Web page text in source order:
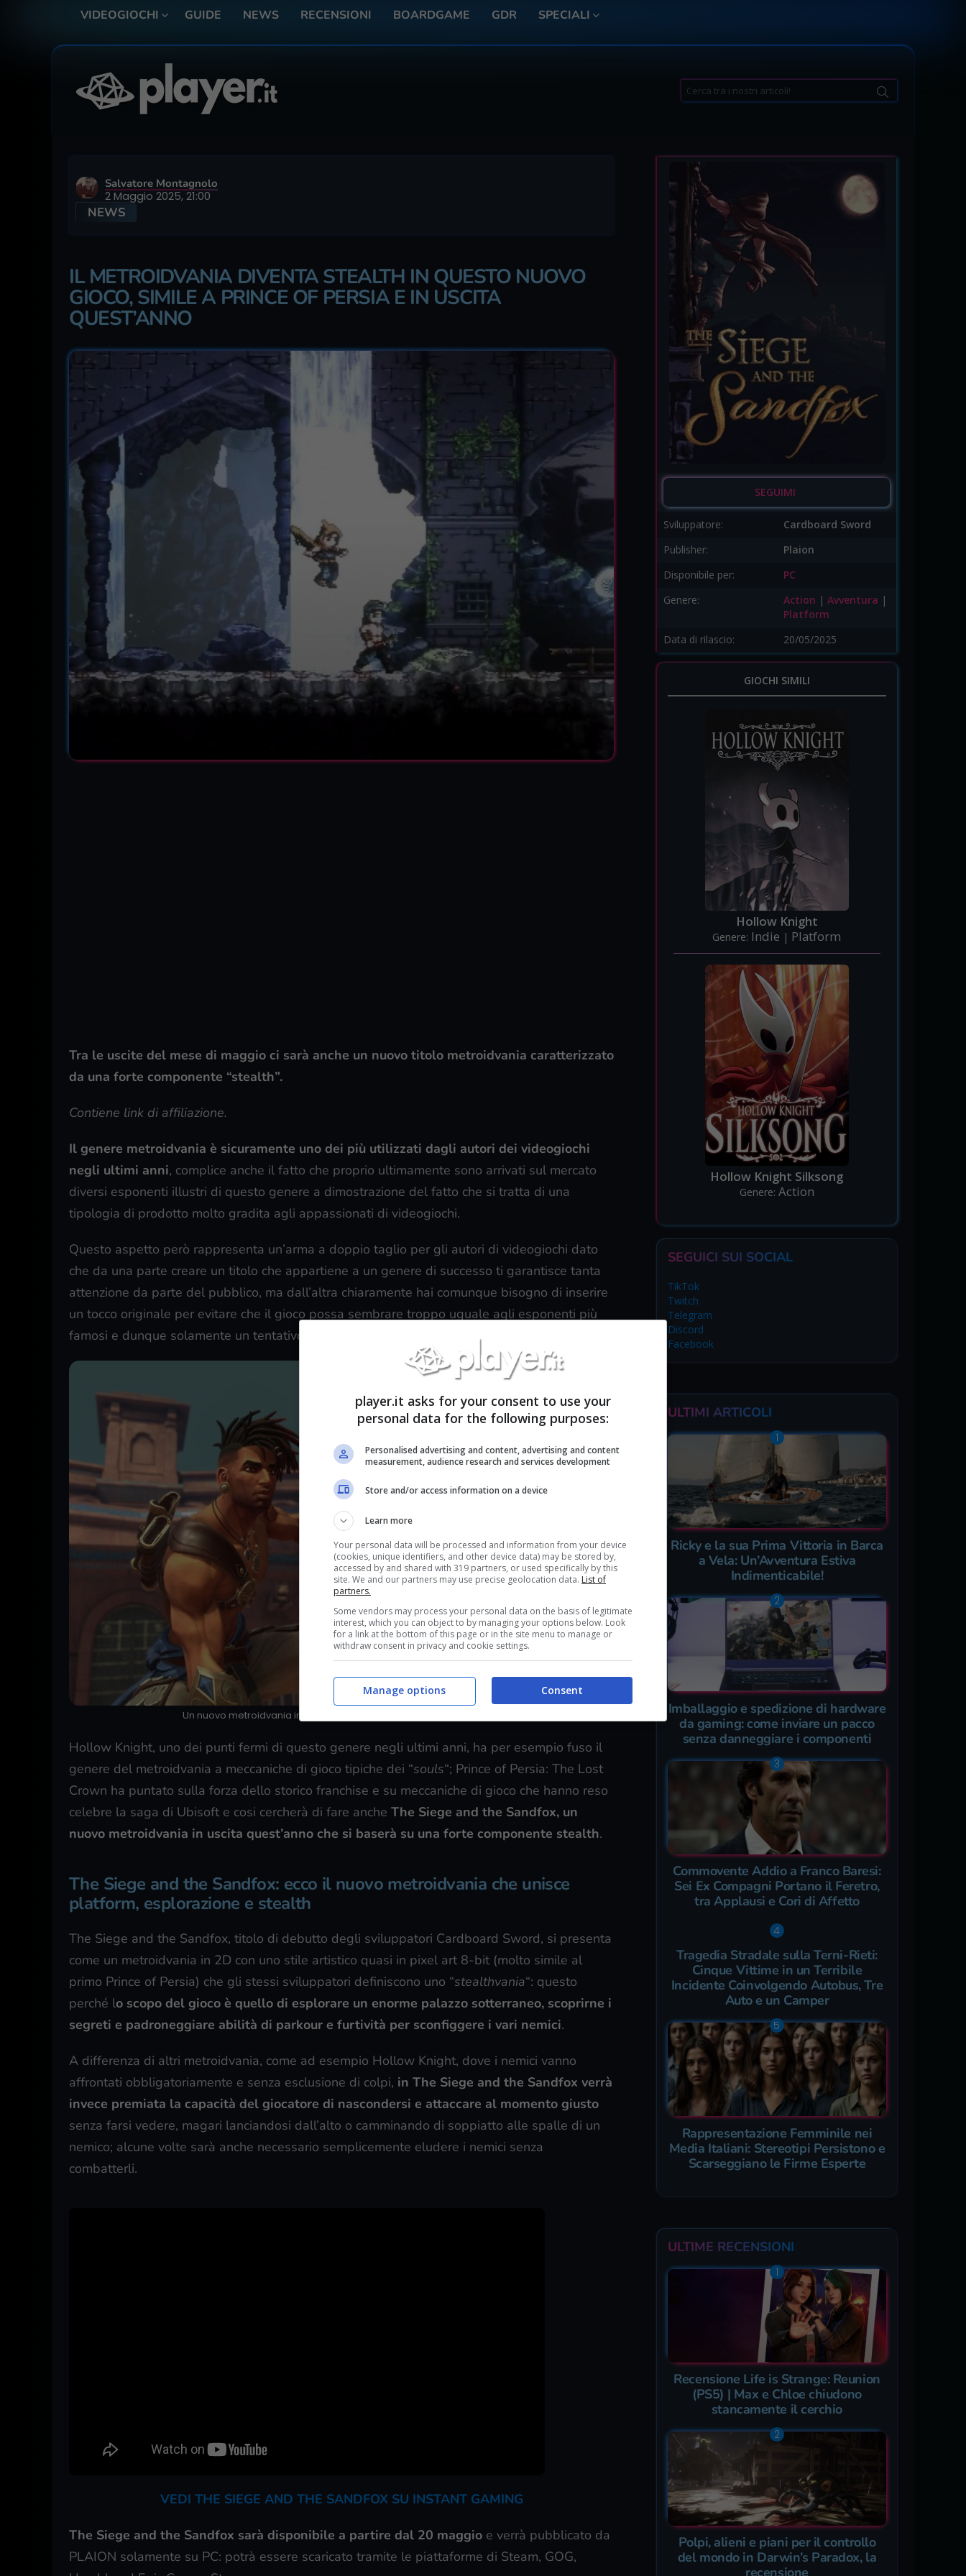
VIDEOGIOCHI GUIDE NEWS RECENSIONI BOARDGAME GDR SPECIALI
Search
for:
Salvatore Montagnolo
2 Maggio 2025, 21:00
NEWS
IL METROIDVANIA DIVENTA STEALTH IN QUESTO NUOVO
GIOCO, SIMILE A PRINCE OF PERSIA E IN USCITA
QUEST’ANNO
Tra le uscite del mese di maggio ci sarà anche un nuovo titolo metroidvania caratterizzato
da una forte componente “stealth”.
Contiene link di affiliazione.
Il genere metroidvania è sicuramente uno dei più utilizzati dagli autori dei videogiochi
negli ultimi anni, complice anche il fatto che proprio ultimamente sono arrivati sul mercato
diversi esponenti illustri di questo genere a dimostrazione del fatto che si tratta di una
tipologia di prodotto molto gradita agli appassionati di videogiochi.
Questo aspetto però rappresenta un’arma a doppio taglio per gli autori di videogiochi dato
che da una parte creare un titolo che appartiene a un genere di successo ti garantisce tanta
attenzione da parte del pubblico, ma dall’altra chiaramente hai comunque bisogno di inserire
un tocco originale per evitare che il gioco possa sembrare troppo uguale agli esponenti più
famosi e dunque solamente un tentativo di copia.
Un nuovo metroidvania in stile Prince of Persia è in arrivo (Player.it)
Hollow Knight, uno dei punti fermi di questo genere negli ultimi anni, ha per esempio fuso il
genere del metroidvania a meccaniche di gioco tipiche dei “souls“; Prince of Persia: The Lost
Crown ha puntato sulla forza dello storico franchise e su meccaniche di gioco che hanno reso
celebre la saga di Ubisoft e cosi cercherà di fare anche The Siege and the Sandfox, un
nuovo metroidvania in uscita quest’anno che si baserà su una forte componente stealth.
The Siege and the Sandfox: ecco il nuovo metroidvania che unisce
platform, esplorazione e stealth
The Siege and the Sandfox, titolo di debutto degli sviluppatori Cardboard Sword, si presenta
come un metroidvania in 2D con uno stile artistico quasi in pixel art 8-bit (molto simile al
primo Prince of Persia) che gli stessi sviluppatori definiscono uno “stealthvania“: questo
perché lo scopo del gioco è quello di esplorare un enorme palazzo sotterraneo, scoprirne i
segreti e padroneggiare abilità di parkour e furtività per sconfiggere i vari nemici.
A differenza di altri metroidvania, come ad esempio Hollow Knight, dove i nemici vanno
affrontati obbligatoriamente e senza esclusione di colpi, in The Siege and the Sandfox verrà
invece premiata la capacità del giocatore di nascondersi e attaccare al momento giusto
senza farsi vedere, magari lanciandosi dall’alto o camminando di soppiatto alle spalle di un
nemico; alcune volte sarà anche necessario semplicemente eludere i nemici senza
combatterli.
VEDI THE SIEGE AND THE SANDFOX SU INSTANT GAMING
The Siege and the Sandfox sarà disponibile a partire dal 20 maggio e verrà pubblicato da
PLAION solamente su PC: potrà essere scaricato tramite le piattaforme di Steam, GOG,
SEGUIMI
Sviluppatore:
Cardboard Sword
Publisher:
Plaion
Disponibile per:
PC
Genere:
Action | Avventura |
Platform
Data di rilascio:
20/05/2025
GIOCHI SIMILI
Hollow Knight
Genere: Indie | Platform
Hollow Knight Silksong
Genere: Action
SEGUICI SUI SOCIAL
TikTok
Twitch
Telegram
Discord
Facebook
ULTIMI ARTICOLI
Ricky e la sua Prima Vittoria in Barca
a Vela: Un’Avventura Estiva
Indimenticabile!
Imballaggio e spedizione di hardware
da gaming: come inviare un pacco
senza danneggiare i componenti
Commovente Addio a Franco Baresi:
Sei Ex Compagni Portano il Feretro,
tra Applausi e Cori di Affetto
Tragedia Stradale sulla Terni-Rieti:
Cinque Vittime in un Terribile
Incidente Coinvolgendo Autobus, Tre
Auto e un Camper
Rappresentazione Femminile nei
Media Italiani: Stereotipi Persistono e
Scarseggiano le Firme Esperte
ULTIME RECENSIONI
Recensione Life is Strange: Reunion
(PS5) | Max e Chloe chiudono
stancamente il cerchio
Polpi, alieni e piani per il controllo
del mondo in Darwin’s Paradox, la
recensione
player.it asks for your consent to use your
personal data for the following purposes:
Personalised advertising and content, advertising and content
measurement, audience research and services development
Store and/or access information on a device
Learn more
Your personal data will be processed and information from your device
(cookies, unique identifiers, and other device data) may be stored by,
accessed by and shared with 319 partners, or used specifically by this
site. We and our partners may use precise geolocation data. List of
partners.
Some vendors may process your personal data on the basis of legitimate
interest, which you can object to by managing your options below. Look
for a link at the bottom of this page or in the site menu to manage or
withdraw consent in privacy and cookie settings.
Consent
Manage options